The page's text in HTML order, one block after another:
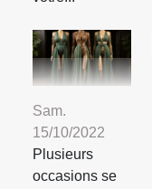
Sam.
15/10/2022
Plusieurs
occasions se